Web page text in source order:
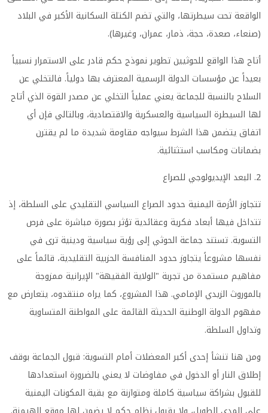
الواقعة تحت سيطرتها، والتي تضم الكتلة السكانية الأكبر في البلاد
(صنعاء، صعدة، حجة، ذمار، عمران، وغيرها).
أتاح هذا الواقع للحوثيين تطوير نموذج حكم قادر على الاستمرار نسبياً
بعيداً عن مؤسسات الدولة الرسمية المعترف بها دولياً. فالتخلي عن
السلاح بالنسبة للجماعة يعني عملياً التخلي عن مصدر القوة الذي أتاح
لها السيطرة السياسية والعسكرية والاقتصادية، وبالتالي فإن أي
اتفاق يتضمن هذا الشرط سيواجه مقاومة شديدة ما لم يقترن
بضمانات ومكاسب استثنائية.
2. البعد الإيديولوجي للصراع
تتجاوز الأزمة اليمنية حدود الصراع السياسي التقليدي على السلطة، إذ
تتداخل فيها أبعاد فكرية وعقائدية تؤثر بصورة مباشرة على فرص
التسوية. تستند جماعة الحوثي إلى رؤية سياسية ودينية ترى في
نفسها مشروعاً يتجاوز حدود المنافسة الحزبية التقليدية، قائماً على
مفاهيم مستمدة من تجربة "الولاية الفقيهة" الإيرانية ممزوجة
بالموروث الزيدي الإمامي. هذا المشروع، كما يراه منتقدوه، يتعارض مع
مفهوم الدولة الوطنية الحديثة القائمة على المواطنة المتساوية
وتداول السلطة.
ومن هنا تنشأ إحدى أكبر المعضلات أمام التسوية: قبول الجماعة بوقف
إطلاق النار أو الدخول في مفاوضات لا يعني بالضرورة استعدادها
للقبول بشراكة سياسية كاملة ومتوازنة مع بقية المكونات اليمنية